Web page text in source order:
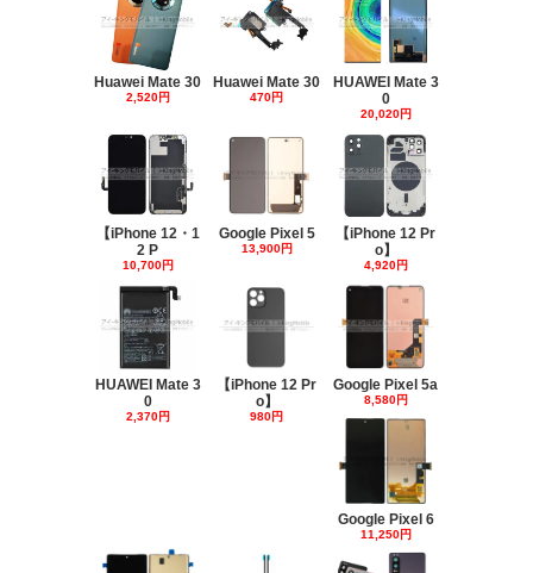
Huawei Mate 30
2,520円
Huawei Mate 30
470円
HUAWEI Mate 3
0
20,020円
【iPhone 12・1
2 P
10,700円
Google Pixel 5
13,900円
【iPhone 12 Pr
o】
4,920円
HUAWEI Mate 3
0
2,370円
【iPhone 12 Pr
o】
980円
Google Pixel 5a
8,580円
Google Pixel 6
11,250円